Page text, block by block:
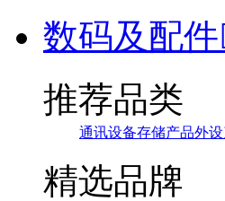
数码及配件
推荐品类
通讯设备存储产品外
精选品牌